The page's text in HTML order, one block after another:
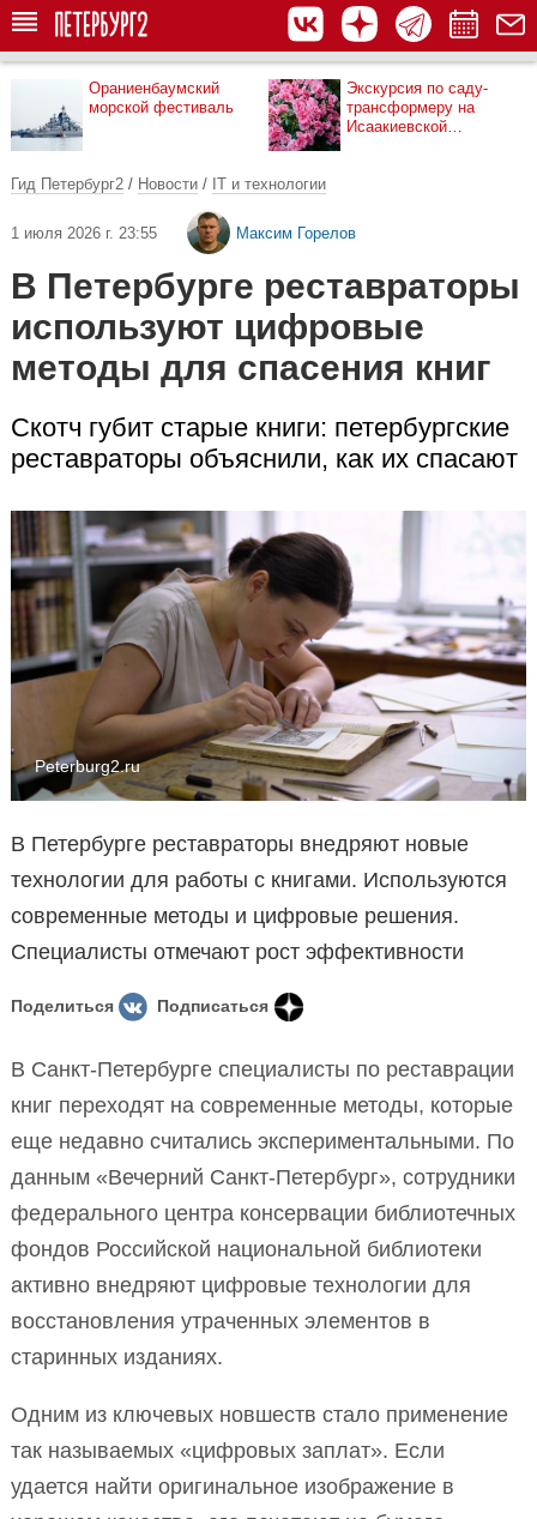
Ораниенбаумский
морской фестиваль
Экскурсия по саду-
трансформеру на
Исаакиевской
Гид Петербург2 / Новости / IT и технологии
1 июля 2026 г. 23:55 Максим Горелов
В Петербурге реставраторы
используют цифровые
методы для спасения книг
Скотч губит старые книги: петербургские
реставраторы объяснили, как их спасают
Peterburg2.ru
В Петербурге реставраторы внедряют новые
технологии для работы с книгами. Используются
современные методы и цифровые решения.
Специалисты отмечают рост эффективности
Поделиться Подписаться
В Санкт-Петербурге специалисты по реставрации
книг переходят на современные методы, которые
еще недавно считались экспериментальными. По
данным «Вечерний Санкт-Петербург», сотрудники
федерального центра консервации библиотечных
фондов Российской национальной библиотеки
активно внедряют цифровые технологии для
восстановления утраченных элементов в
старинных изданиях.
Одним из ключевых новшеств стало применение
так называемых «цифровых заплат». Если
удается найти оригинальное изображение в